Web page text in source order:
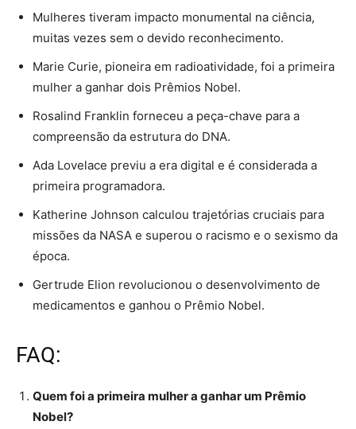
Mulheres tiveram impacto monumental na ciência,
muitas vezes sem o devido reconhecimento.
Marie Curie, pioneira em radioatividade, foi a primeira
mulher a ganhar dois Prêmios Nobel.
Rosalind Franklin forneceu a peça-chave para a
compreensão da estrutura do DNA.
Ada Lovelace previu a era digital e é considerada a
primeira programadora.
Katherine Johnson calculou trajetórias cruciais para
missões da NASA e superou o racismo e o sexismo da
época.
Gertrude Elion revolucionou o desenvolvimento de
medicamentos e ganhou o Prêmio Nobel.
FAQ:
Quem foi a primeira mulher a ganhar um Prêmio
Nobel?